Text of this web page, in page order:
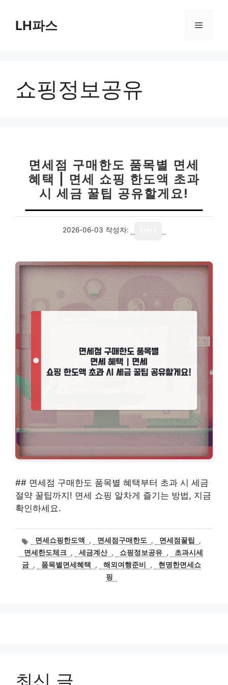
LH파스 메
쇼핑정보공유
면세점 구매한도 품목별 면세
혜택 | 면세 쇼핑 한도액 초과
시 세금 꿀팁 공유할게요!
2026-06-03 작성자:
## 면세점 구매한도 품목별 혜택부터 초과 시 세금
절약 꿀팁까지! 면세 쇼핑 알차게 즐기는 방법, 지금
확인하세요.
태
그
면세쇼핑한도액 , 면세점구매한도 , 면세점꿀팁
,
면세한도체크 , 세금계산 , 쇼핑정보공유 ,
초과시세
금 , 품목별면세혜택 , 해외여행준비 ,
현명한면세쇼
핑
최신 글